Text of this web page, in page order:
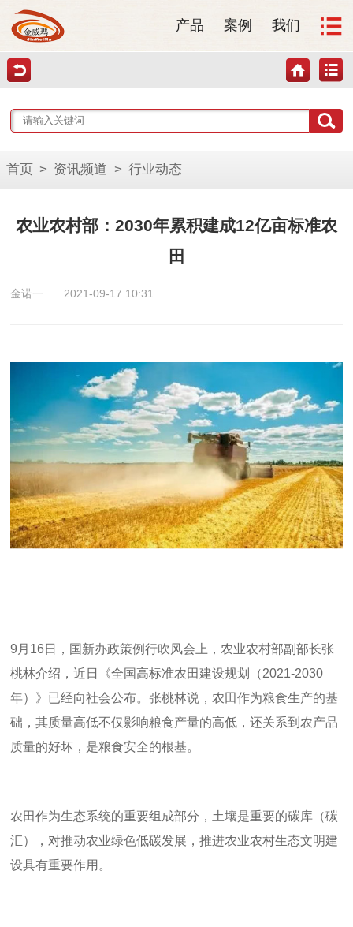
产品 案例 我们
首页 > 资讯频道 > 行业动态
农业农村部：2030年累积建成12亿亩标准农
田
金诺一 2021-09-17 10:31
9 月 16 日，国新办政策例行吹风会上，农业农村部副部长张
桃林介绍，近日《全国高标准农田建设规划（2021-2030
年）》已经向社会公布。张桃林说，农田作为粮食生产的基
础，其质量高低不仅影响粮食产量的高低，还关系到农产品
质量的好坏，是粮食安全的根基。
农田作为生态系统的重要组成部分，土壤是重要的碳库（碳
汇），对推动农业绿色低碳发展，推进农业农村生态文明建
设具有重要作用。